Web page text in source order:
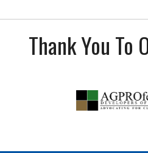
Thank You To